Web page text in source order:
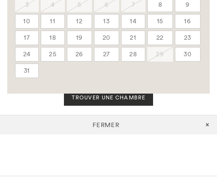
3
4 5 6 7 8
9
10
11 12 13 14 15
16
17
18 19 20 21 22
23
24
25 26 27 28 29
30
31
Chambres
Adultes
Enfants
TROUVER UNE CHAMBRE
FERMER